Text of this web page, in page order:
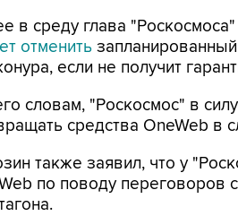
в среду глава
отменить
если не получит
словам, "Роскосмос" в
средства OneWeb в
также заявил, что у
по поводу переговоров